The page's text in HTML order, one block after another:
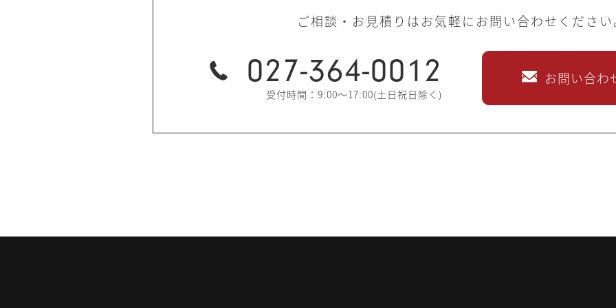
ご相談・お見積りはお気軽にお問い合わせください
027-364-0012
受付時間：9:00～17:00(土日祝日除く)
お問い合わ